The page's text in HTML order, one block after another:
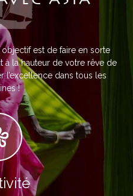
est de faire en sorte
à la hauteur de votre rêve de
l’excellence dans tous les
!